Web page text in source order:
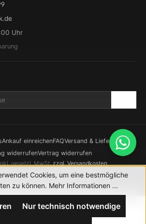
Uhr
Ankauf einreichenFAQVersand & Lieferung
widerrufenVertrag widerrufen
gesetzl. MwSt.zzgl. Versandkosten
GmbH. Alle Rechte vorbehalten.
Realisierung durch XICTRON
Cookies, um eine bestmögliche
zu können. Mehr Informationen ...
Nur technisch notwendige